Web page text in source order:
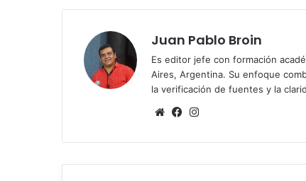
Juan Pablo Broin
Es editor jefe con formación
Aires, Argentina. Su enfoque
la verificación de fuentes y la
SitioFacebook